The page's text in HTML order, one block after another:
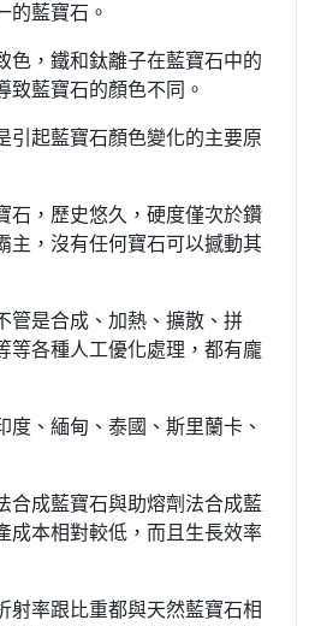
的藍寶石。
色，鐵和鈦離子在藍寶石中的
致藍寶石的顏色不同。
引起藍寶石顏色變化的主要原
石，歷史悠久，硬度僅次於鑽
主，沒有任何寶石可以撼動其
管是合成、加熱、擴散、拼
等各種人工優化處理，都有龐
度、緬甸、泰國、斯里蘭卡、
合成藍寶石與助熔劑法合成藍
成本相對較低，而且生長效率
射率跟比重都與天然藍寶石相